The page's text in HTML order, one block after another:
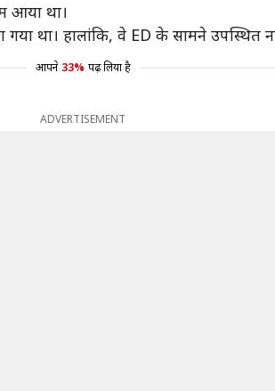
आया था।
था। हालांकि, वे ED के सामने उपस्थित
आपने 33% पढ़ लिया है
ADVERTISEMENT